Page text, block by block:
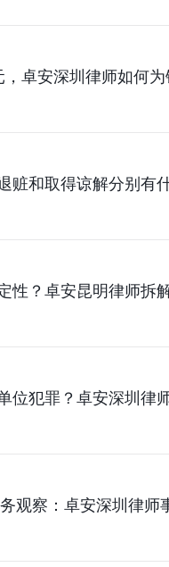
卓安深圳律师如何
赃和取得谅解分别有
性？卓安昆明律师拆
位犯罪？卓安深圳律
观察：卓安深圳律师